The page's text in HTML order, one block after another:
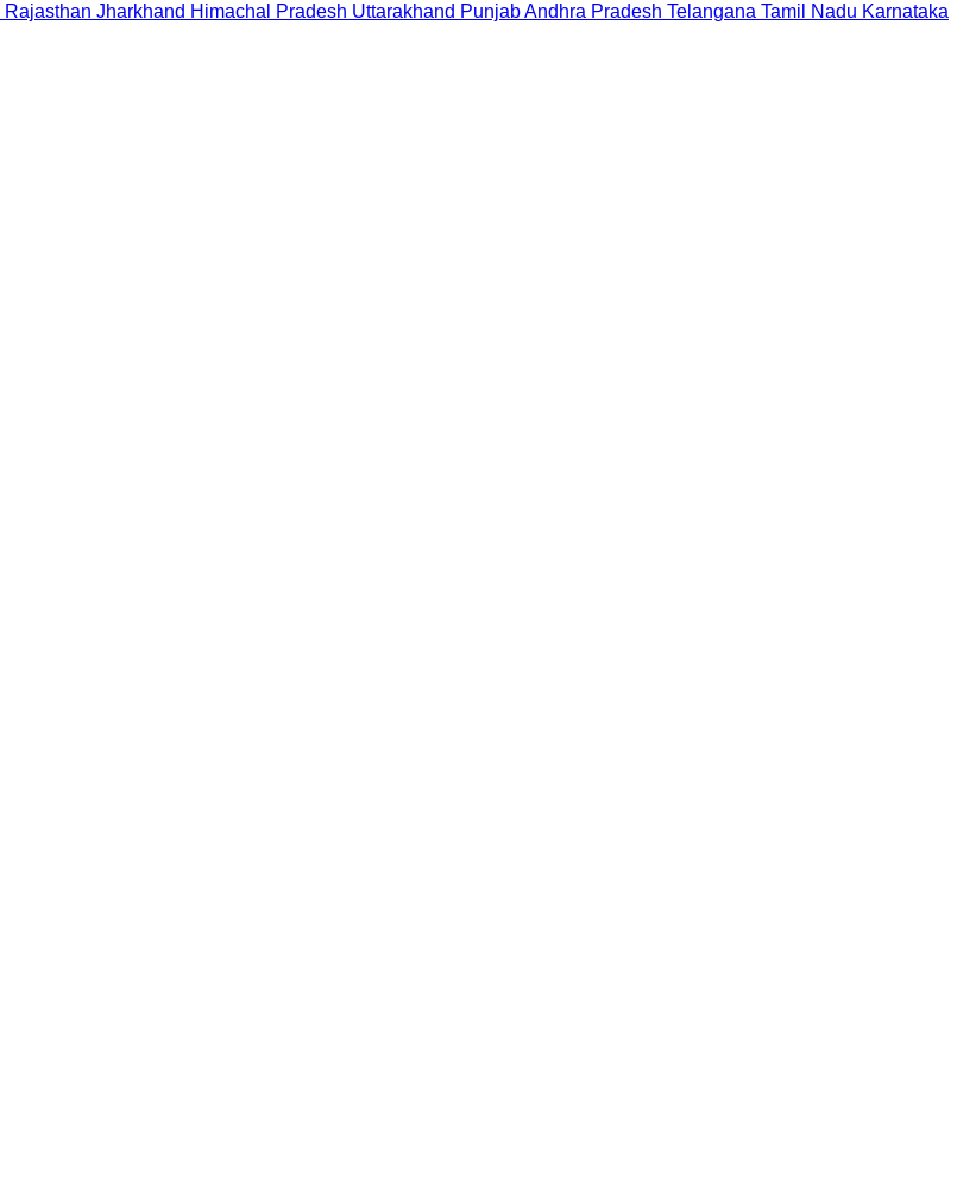
Rajasthan Jharkhand Himachal Pradesh Uttarakhand PunjabAndhra Pradesh Telangana Tamil Nadu Karnataka